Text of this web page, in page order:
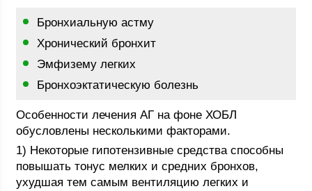
Бронхиальную астму
Хронический бронхит
Эмфизему легких
Бронхоэктатическую болезнь
Особенности лечения АГ на фоне ХОБЛ
обусловлены несколькими факторами.
1) Некоторые гипотензивные средства способны
повышать тонус мелких и средних бронхов,
ухудшая тем самым вентиляцию легких и